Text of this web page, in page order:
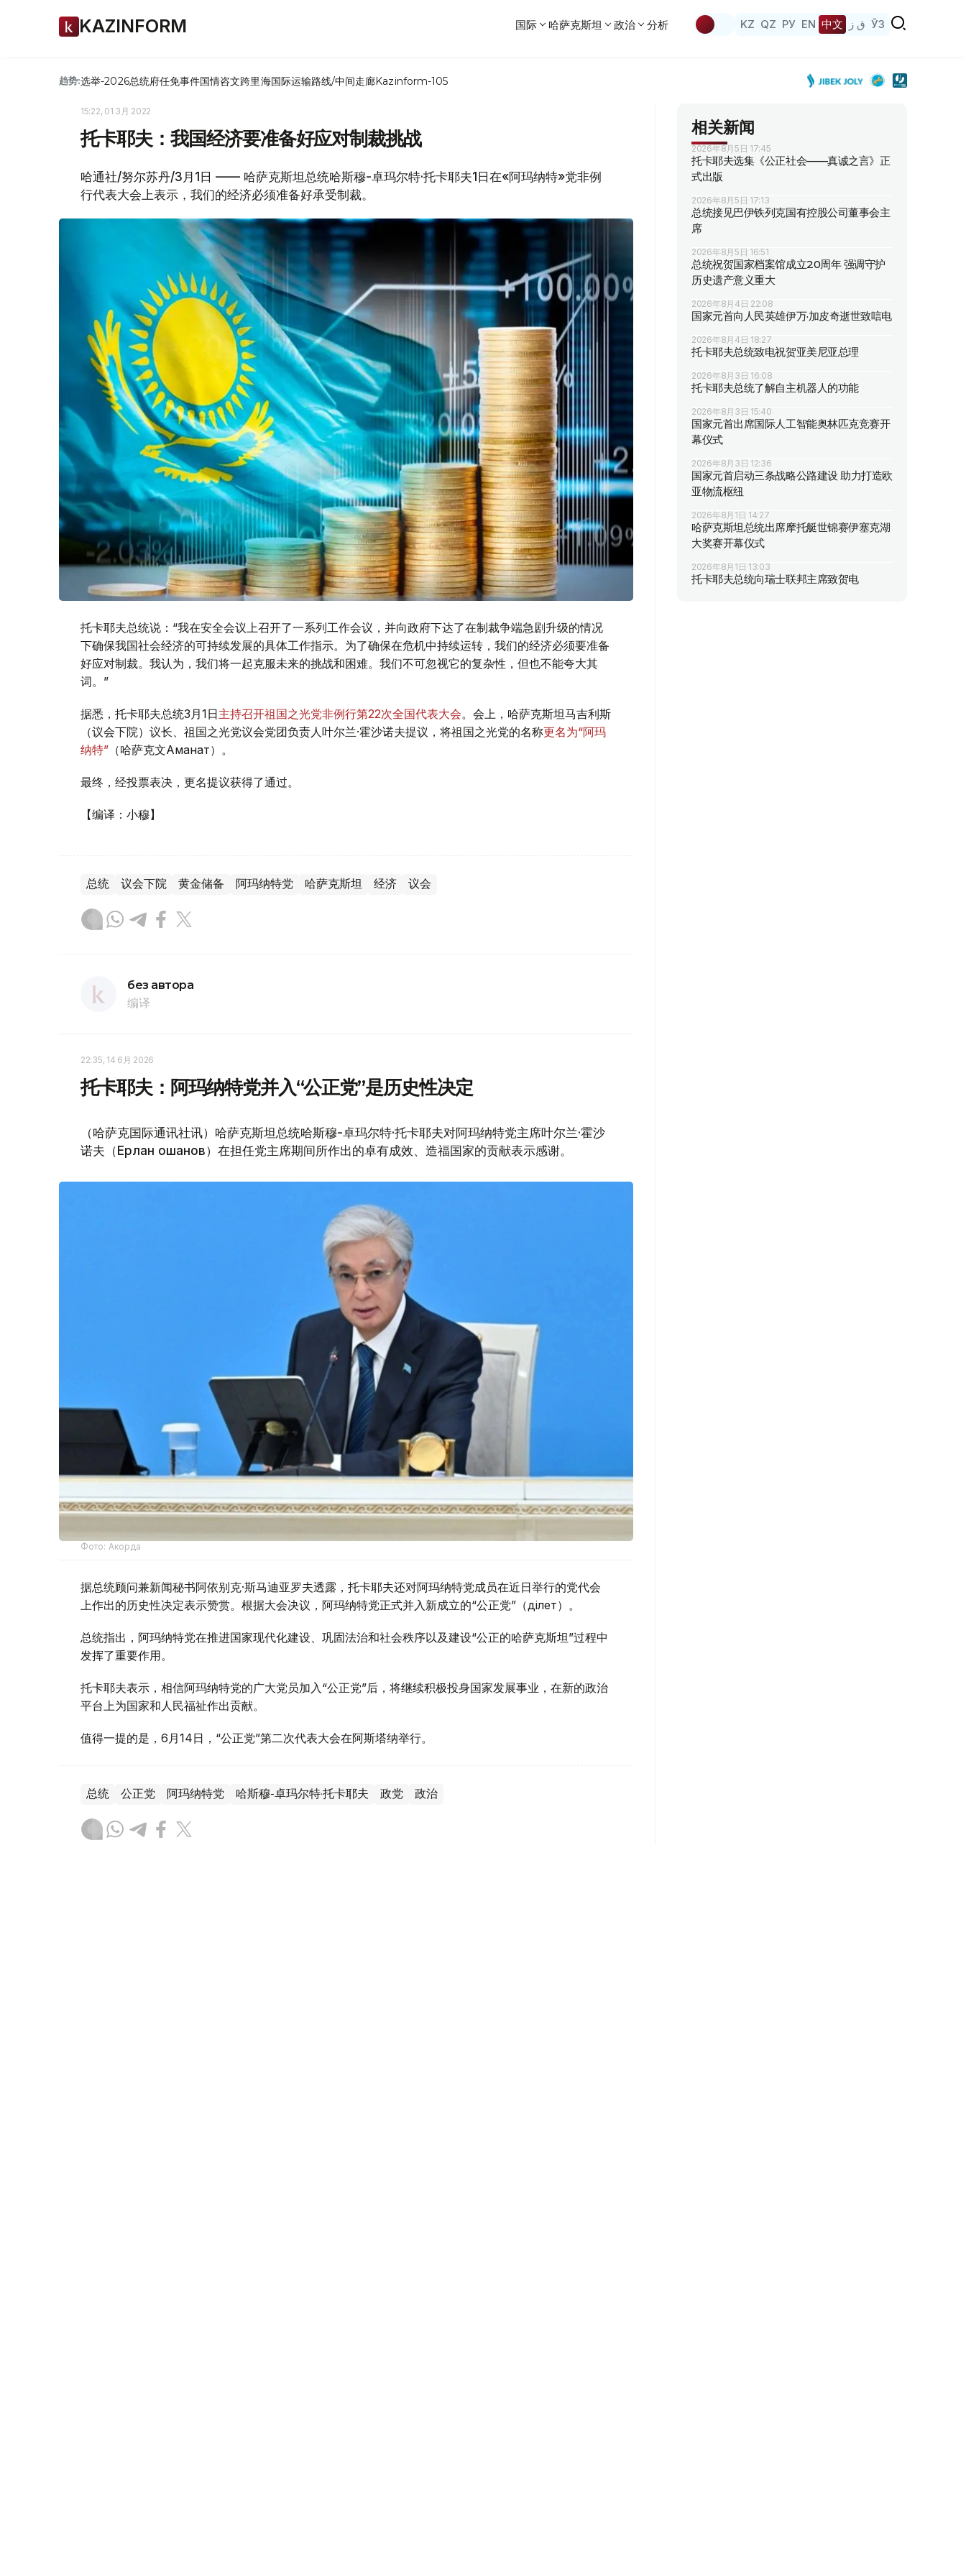
KAZINFORM 国际 哈萨克斯坦 政治 分析 KZ QZ РУ EN 中文 ق ز ЎЗ
趋势:选举-2026总统府任免事件国情咨文跨里海国际运输路线/中间走廊Kazinform-105
15:22, 01 3月 2022
托卡耶夫：我国经济要准备好应对制裁挑战
哈通社/努尔苏丹/3月1日 —— 哈萨克斯坦总统哈斯穆-卓玛尔特·托卡耶夫1日在«阿玛纳特»党非例
行代表大会上表示，我们的经济必须准备好承受制裁。
托卡耶夫总统说：“我在安全会议上召开了一系列工作会议，并向政府下达了在制裁争端急剧升级的情况
下确保我国社会经济的可持续发展的具体工作指示。为了确保在危机中持续运转，我们的经济必须要准备
好应对制裁。我认为，我们将一起克服未来的挑战和困难。我们不可忽视它的复杂性，但也不能夸大其
词。”
据悉，托卡耶夫总统3月1日主持召开祖国之光党非例行第22次全国代表大会。会上，哈萨克斯坦马吉利斯
（议会下院）议长、祖国之光党议会党团负责人叶尔兰·霍沙诺夫提议，将祖国之光党的名称更名为“阿玛
纳特” （哈萨克文Аманат）。
最终，经投票表决，更名提议获得了通过。
【编译：小穆】
总统 议会下院 黄金储备 阿玛纳特党 哈萨克斯坦 经济 议会
без автора
编译
22:35, 14 6月 2026
托卡耶夫：阿玛纳特党并入“公正党”是历史性决定
（哈萨克国际通讯社讯）哈萨克斯坦总统哈斯穆-卓玛尔特·托卡耶夫对阿玛纳特党主席叶尔兰·霍沙
诺夫（Ерлан Қошанов）在担任党主席期间所作出的卓有成效、造福国家的贡献表示感谢。
Фото: Акорда
据总统顾问兼新闻秘书阿依别克·斯马迪亚罗夫透露，托卡耶夫还对阿玛纳特党成员在近日举行的党代会
上作出的历史性决定表示赞赏。根据大会决议，阿玛纳特党正式并入新成立的“公正党”（Әділет）。
总统指出，阿玛纳特党在推进国家现代化建设、巩固法治和社会秩序以及建设“公正的哈萨克斯坦”过程中
发挥了重要作用。
托卡耶夫表示，相信阿玛纳特党的广大党员加入“公正党”后，将继续积极投身国家发展事业，在新的政治
平台上为国家和人民福祉作出贡献。
值得一提的是，6月14日，“公正党”第二次代表大会在阿斯塔纳举行。
总统 公正党 阿玛纳特党 哈斯穆-卓玛尔特·托卡耶夫 政党 政治
相关新闻
2026年8月5日 17:45
托卡耶夫选集《公正社会——真诚之言》正
式出版
2026年8月5日 17:13
总统接见巴伊铁列克国有控股公司董事会主
席
2026年8月5日 16:51
总统祝贺国家档案馆成立20周年 强调守护
历史遗产意义重大
2026年8月4日 22:08
国家元首向人民英雄伊万·加皮奇逝世致唁电
2026年8月4日 18:27
托卡耶夫总统致电祝贺亚美尼亚总理
2026年8月3日 16:08
托卡耶夫总统了解自主机器人的功能
2026年8月3日 15:40
国家元首出席国际人工智能奥林匹克竞赛开
幕仪式
2026年8月3日 12:36
国家元首启动三条战略公路建设 助力打造欧
亚物流枢纽
2026年8月1日 14:27
哈萨克斯坦总统出席摩托艇世锦赛伊塞克湖
大奖赛开幕仪式
2026年8月1日 13:03
托卡耶夫总统向瑞士联邦主席致贺电